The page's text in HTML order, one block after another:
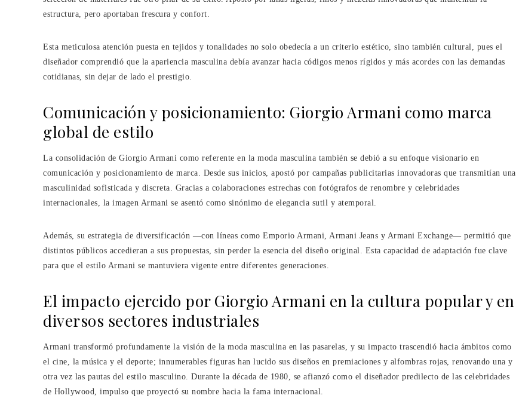
estructura, pero aportaban frescura y confort.
Esta meticulosa atención puesta en tejidos y tonalidades no solo obedecía a un criterio estético, sino también cultural, pues el
diseñador comprendió que la apariencia masculina debía avanzar hacia códigos menos rígidos y más acordes con las demandas
cotidianas, sin dejar de lado el prestigio.
Comunicación y posicionamiento: Giorgio Armani como marca
global de estilo
La consolidación de Giorgio Armani como referente en la moda masculina también se debió a su enfoque visionario en
comunicación y posicionamiento de marca. Desde sus inicios, apostó por campañas publicitarias innovadoras que transmitían una
masculinidad sofisticada y discreta. Gracias a colaboraciones estrechas con fotógrafos de renombre y celebridades
internacionales, la imagen Armani se asentó como sinónimo de elegancia sutil y atemporal.
Además, su estrategia de diversificación —con líneas como Emporio Armani, Armani Jeans y Armani Exchange— permitió que
distintos públicos accedieran a sus propuestas, sin perder la esencia del diseño original. Esta capacidad de adaptación fue clave
para que el estilo Armani se mantuviera vigente entre diferentes generaciones.
El impacto ejercido por Giorgio Armani en la cultura popular y en
diversos sectores industriales
Armani transformó profundamente la visión de la moda masculina en las pasarelas, y su impacto trascendió hacia ámbitos como
el cine, la música y el deporte; innumerables figuras han lucido sus diseños en premiaciones y alfombras rojas, renovando una y
otra vez las pautas del estilo masculino. Durante la década de 1980, se afianzó como el diseñador predilecto de las celebridades
de Hollywood, impulso que proyectó su nombre hacia la fama internacional.